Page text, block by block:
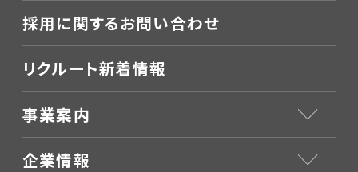
採用に関するお問い合わせ
リクルート新着情報
事業案内
企業情報